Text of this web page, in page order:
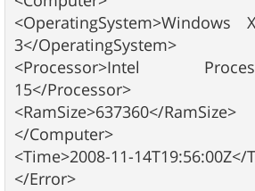
<OperatingSystem>Windows
3</OperatingSystem>
<Processor>Intel
15</Processor>
<RamSize>637360</RamSize>
</Computer>
<Time>2008-11-14T19:56:00Z</
</Error>